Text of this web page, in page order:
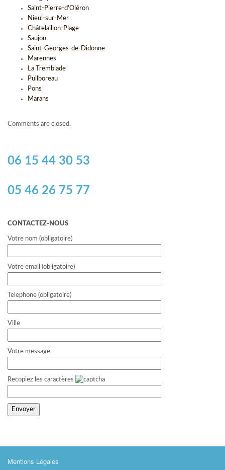
Saint-Pierre-d'Oléron
Nieul-sur-Mer
Châtelaillon-Plage
Saujon
Saint-Georges-de-Didonne
Marennes
La Tremblade
Puilboreau
Pons
Marans
Comments are closed.
06 15 44 30 53
05 46 26 75 77
CONTACTEZ-NOUS
Votre nom (obligatoire)
Votre email (obligatoire)
Telephone (obligatoire)
Ville
Votre message
Recopiez les caractères
Mentions Légales